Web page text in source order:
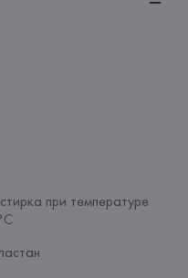
при температуре